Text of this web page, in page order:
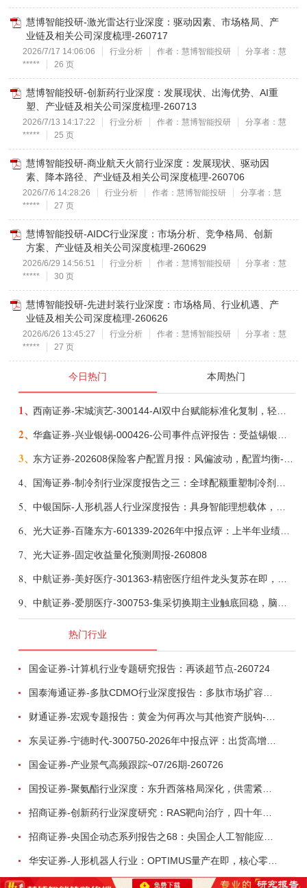
慧博智能投研-激光雷达行业深度：驱动因素、市场格局、产
业链及相关公司深度梳理-260717
2026/7/17 14:06:06 行业分析 作者：慧博智能投研
分享者：慧
*****
26 页
慧博智能投研-创新药行业深度：发展现状、出海优势、AI重
塑、产业链及相关公司深度梳理-260713
2026/7/13 14:17:22 行业分析 作者：慧博智能投研
分享者：慧
*****
25 页
慧博智能投研-商业航天火箭行业深度：发展现状、驱动因
素、降本路径、产业链及相关公司深度梳理-260706
2026/7/6 14:28:26 行业分析 作者：慧博智能投研
分享者：慧
*****
27 页
慧博智能投研-AIDC行业深度：市场分析、竞争格局、创新
方案、产业链及相关公司深度梳理-260629
2026/6/29 14:56:51 行业分析 作者：慧博智能投研
分享者：慧
*****
30 页
慧博智能投研-先进封装行业深度：市场格局、行业机遇、产
业链及相关公司深度梳理-260626
2026/6/26 13:45:27 行业分析 作者：慧博智能投研
分享者：慧
*****
27 页
今日热门 本周热门
1、
2、
3、
4、
5、
6、 光大证券-百隆东方-601339-2026年中报点评：上半年业绩表现高增，国内外产能均有亮眼表现-260807
7、 光大证券-固定收益量化预测周报-260808
8、
9、
热门行业
国金证券-计算机行业专题研究报告：再谈超节点-260724
东吴证券-宁德时代-300750-2026年中报点评：出货高增业绩稳健，回购彰显龙头信心-260726
国金证券-产业景气高频跟踪~07/26期-260726
招商证券-创新药行业深度研究：RAS靶向治疗，四十年不可成药的终结，与终结之后的治疗格局演化-260805